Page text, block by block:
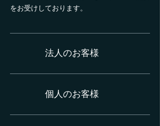
をお受けしております。
法人のお客様
個人のお客様